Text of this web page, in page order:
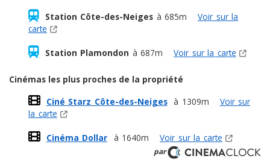
Station Côte-des-Neiges à 685m
Voir sur la
carte
Station Plamondon à 687m Voir sur la carte
Cinémas les plus proches de la propriété
Ciné Starz Côte-des-Neiges à 1309m
Voir sur
la carte
Cinéma Dollar à 1640m Voir sur la carte
par